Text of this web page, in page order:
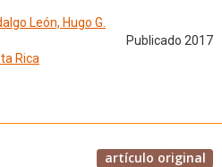
León, Hugo G.
Publicado 2017
Rica
artículo original